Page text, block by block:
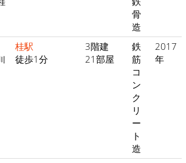
骨
造
桂駅
徒歩1分
3階建
21部屋
鉄
筋
コ
ン
ク
リ
ー
ト
造
2017
年